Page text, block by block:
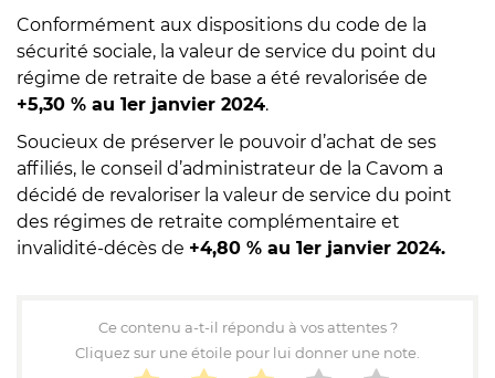
Conformément aux dispositions du code de la
sécurité sociale, la valeur de service du point du
régime de retraite de base a été revalorisée de
+5,30 % au 1er janvier 2024.
Soucieux de préserver le pouvoir d’achat de ses
affiliés, le conseil d’administrateur de la Cavom a
décidé de revaloriser la valeur de service du point
des régimes de retraite complémentaire et
invalidité-décès de +4,80 % au 1er janvier 2024.
Ce contenu a-t-il répondu à vos attentes ?
Cliquez sur une étoile pour lui donner une note.